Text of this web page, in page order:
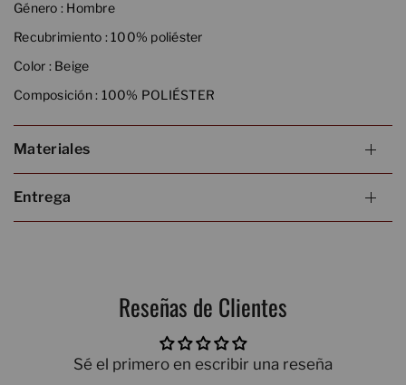
Género : Hombre
Recubrimiento :100% poliéster
Color :Beige
Composición : 100% POLIÉSTER
Materiales
Entrega
Reseñas de Clientes
Sé el primero en escribir una reseña